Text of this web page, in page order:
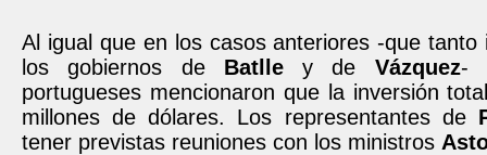
Al igual que en los casos anteriores -que tanto
los gobiernos de Batlley de Vázquez-
portugueses mencionaron que la inversión
millones de dólares. Los representantes de
tener previstas reuniones con los ministros